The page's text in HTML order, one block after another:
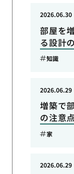
部屋を
る設計
2026.06.30
知識
増築で
の注意点
2026.06.29
家
2026.06.29